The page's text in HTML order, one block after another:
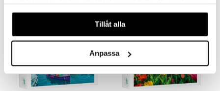
våra cookies vid fortsatt användande av vår webbplats.
Tillåt alla
Anpassa